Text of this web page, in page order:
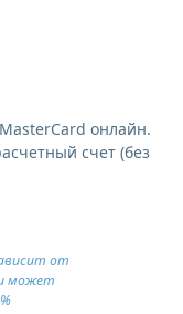
онлайн.
счет (без
от
может